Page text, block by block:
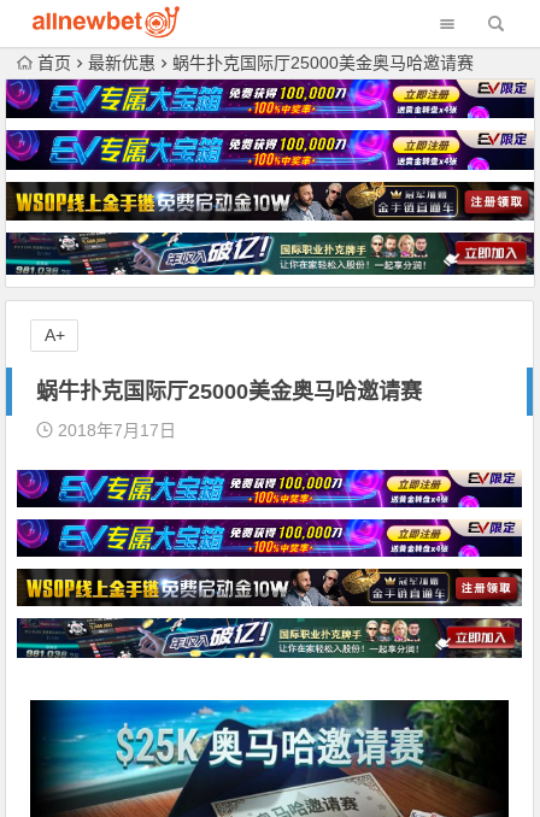
首页 最新优惠 蜗牛扑克国际厅25000美金奥马哈邀请赛
蜗牛扑克国际厅25000美金奥马哈邀请赛
2018年7月17日
A+